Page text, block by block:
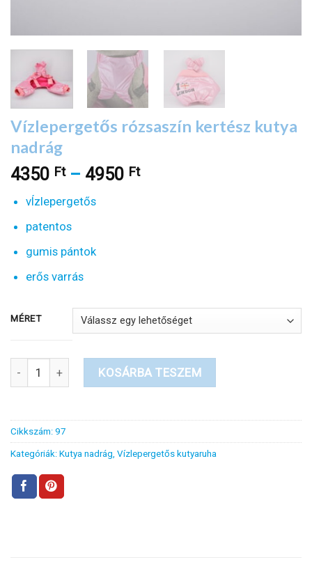
Vízlepergetős rózsaszín kertész kutya
nadrág
4350 Ft – 4950 FtÁrtartomány:
vÍzlepergetős
patentos
gumis pántok
erős varrás
MÉRET
Vízlepergetős rózsaszín kertész kutya nadrág mennyiség
KOSÁRBA TESZEM
Cikkszám: 97
Kategóriák: Kutya nadrág, Vízlepergetős kutyaruha